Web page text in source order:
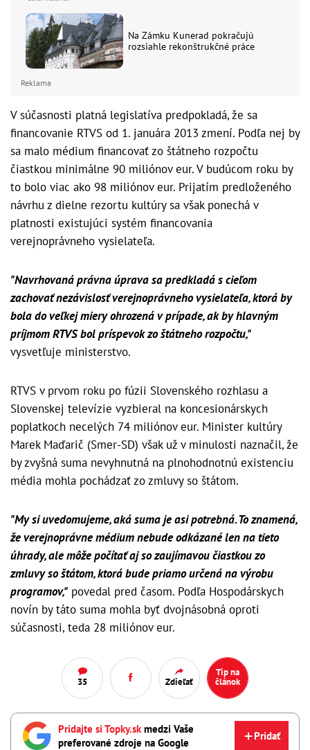
Na Zámku Kunerad pokračujú
rozsiahle rekonštrukčné práce
Reklama
V súčasnosti platná legislatíva predpokladá, že sa
financovanie RTVS od 1. januára 2013 zmení. Podľa nej by
sa malo médium financovať zo štátneho rozpočtu
čiastkou minimálne 90 miliónov eur. V budúcom roku by
to bolo viac ako 98 miliónov eur. Prijatím predloženého
návrhu z dielne rezortu kultúry sa však ponechá v
platnosti existujúci systém financovania
verejnoprávneho vysielateľa.
"Navrhovaná právna úprava sa predkladá s cieľom
zachovať nezávislosť verejnoprávneho vysielateľa, ktorá by
bola do veľkej miery ohrozená v prípade, ak by hlavným
príjmom RTVS bol príspevok zo štátneho rozpočtu,"
vysvetľuje ministerstvo.
RTVS v prvom roku po fúzii Slovenského rozhlasu a
Slovenskej televízie vyzbieral na koncesionárskych
poplatkoch necelých 74 miliónov eur. Minister kultúry
Marek Maďarič (Smer-SD) však už v minulosti naznačil, že
by zvyšná suma nevyhnutná na plnohodnotnú existenciu
média mohla pochádzať zo zmluvy so štátom.
"My si uvedomujeme, aká suma je asi potrebná. To znamená,
že verejnoprávne médium nebude odkázané len na tieto
úhrady, ale môže počítať aj so zaujímavou čiastkou zo
zmluvy so štátom, ktorá bude priamo určená na výrobu
programov," povedal pred časom. Podľa Hospodárskych
novín by táto suma mohla byť dvojnásobná oproti
súčasnosti, teda 28 miliónov eur.
35 Zdieľať
Tip na
článok
Pridajte si Topky.sk medzi Vaše
preferované zdroje na Google
Pridať